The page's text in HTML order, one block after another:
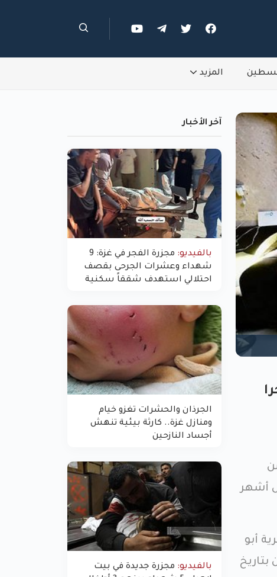
المزيد
أشهر
أبو
آخر الأخبار
بالفيديو:
مجزرة الفجر في غزة: 9
شهداء وعشرات الجرحى بقصف
احتلالي استهدف شققاً سكنية
الجرذان والحشرات تغزو خيام
ومنازل غزة.. كارثة بيئية تنهش
أجساد النازحين
بالفيديو: مجزرة جديدة في بيت